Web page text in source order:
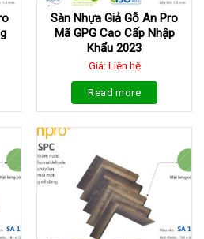
Sàn Nhựa Giả Gỗ An Pro
Mã GPG Cao Cấp Nhập
Khẩu 2023
Giá: Liên hệ
Read more